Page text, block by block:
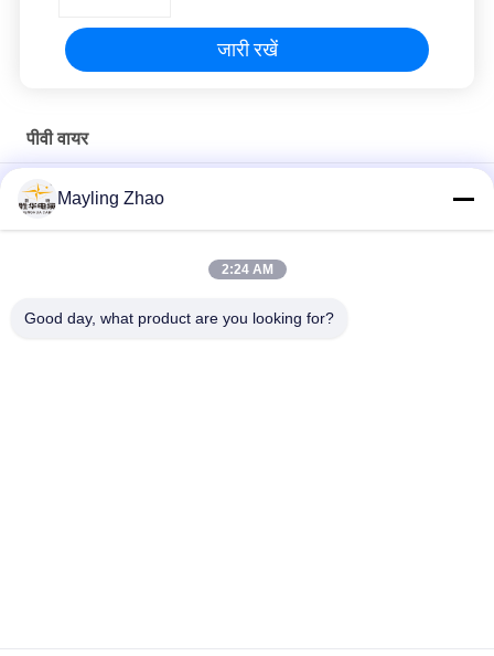
जारी रखें
पीवी वायर
तांबा कोर हेलोजन मुक्त 6mm2 सौर पीवी केबल जलवायु प्रतिरोध Sh Shenghua
कॉपर कोर हलोजन मुक्त 6mm2 सौर फोटोवोल्टिक पीवी केबल जलवायु प्रतिरोध
टिनडेड कॉपर एक्सएलपीओ जैकेट सोलर फोटोवोल्टिक सोलर पीवी केबल फ्लेम
Mayling Zhao
2:24 AM
Good day, what product are you looking for?